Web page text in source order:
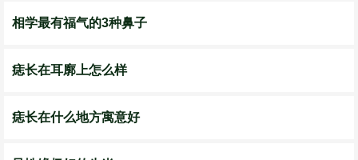
相学最有福气的3种鼻子
痣长在耳廓上怎么样
痣长在什么地方寓意好